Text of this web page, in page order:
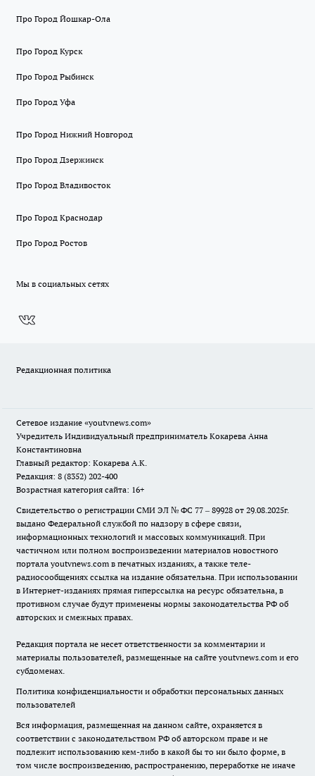
Про Город Йошкар-Ола
Про Город Курск
Про Город Рыбинск
Про Город Уфа
Про Город Нижний Новгород
Про Город Дзержинск
Про Город Владивосток
Про Город Краснодар
Про Город Ростов
Мы в социальных сетях
Редакционная политика
Сетевое издание «youtvnews.com»
Учредитель Индивидуальный предприниматель Кокарева Анна
Константиновна
Главный редактор: Кокарева А.К.
Редакция: 8 (8352) 202-400
Возрастная категория сайта: 16+
Свидетельство о регистрации СМИ ЭЛ № ФС 77 – 89928 от 29.08.2025г.
выдано Федеральной службой по надзору в сфере связи,
информационных технологий и массовых коммуникаций. При
частичном или полном воспроизведении материалов новостного
портала youtvnews.com в печатных изданиях, а также теле-
радиосообщениях ссылка на издание обязательна. При использовании
в Интернет-изданиях прямая гиперссылка на ресурс обязательна, в
противном случае будут применены нормы законодательства РФ об
авторских и смежных правах.
Редакция портала не несет ответственности за комментарии и
материалы пользователей, размещенные на сайте youtvnews.com и его
субдоменах.
Политика конфиденциальности и обработки персональных данных
пользователей
Вся информация, размещенная на данном сайте, охраняется в
соответствии с законодательством РФ об авторском праве и не
подлежит использованию кем-либо в какой бы то ни было форме, в
том числе воспроизведению, распространению, переработке не иначе